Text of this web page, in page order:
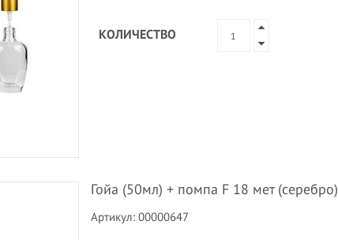
КОЛИЧЕСТВО
Гойа (50мл) + помпа F 18 мет (серебро)
Артикул: 00000647